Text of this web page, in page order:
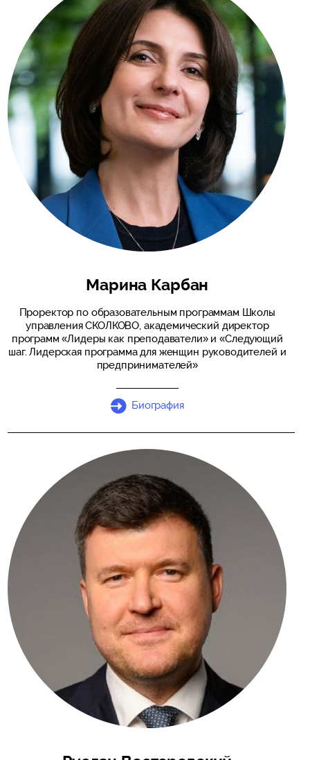
Марина Карбан
Проректор по образовательным программам Школы
управления СКОЛКОВО, академический директор
программ «Лидеры как преподаватели» и «Следующий
шаг. Лидерская программа для женщин руководителей и
предпринимателей»
Биография